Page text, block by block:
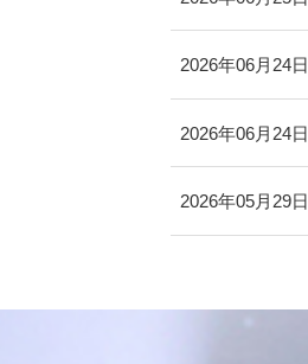
2026年06月24日
2026年06月24日
2026年05月29日